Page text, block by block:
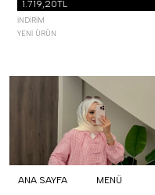
ANA SAYFA MENÜ
1.719,20TL
İNDIRIM
YENI ÜRÜN